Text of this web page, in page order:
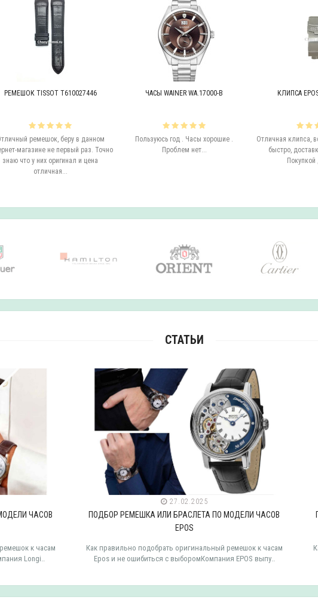
РЕМЕШОК TISSOT T610027446
ремешок, беру в данном
магазине не первый раз. Точно
знаю что у них оригинал и цена
отличная...
ЧАСЫ WAINER WA.17000-B
Пользуюсь год . Часы хорошие .
Проблем нет...
КЛИПСА
Отличная клипса,
быстро,
СТАТЬИ
ЧАСОВ
к часам
Longi..
27.02.2025
ПОДБОР РЕМЕШКА ИЛИ БРАСЛЕТА ПО МОДЕЛИ ЧАСОВ
EPOS
Как правильно подобрать оригинальный ремешок к часам
Epos и не ошибиться с выборомКомпания EPOS выпу..